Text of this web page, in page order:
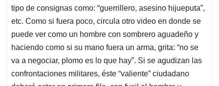
tipo de consignas como: “guerrillero, asesino hijueputa”,
etc. Como si fuera poco, circula otro video en donde se
puede ver como un hombre con sombrero aguadeño y
haciendo como si su mano fuera un arma, grita: “no se
va a negociar, plomo es lo que hay”. Si se agudizan las
confrontaciones militares, éste “valiente” ciudadano